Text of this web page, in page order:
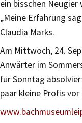
ein bisschen
„Meine Erfahrung
Claudia Marks.
Am Mittwoch, 24.
Anwärter im
für Sonntag
paar kleine Profis vor